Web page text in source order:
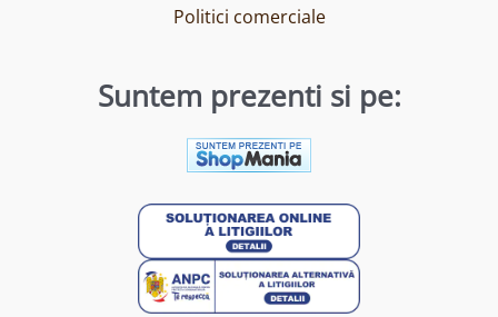
Politici comerciale
Suntem prezenti si pe: